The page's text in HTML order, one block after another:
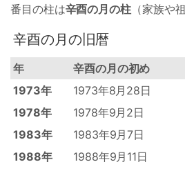
番目の柱は辛酉の月の柱（家族や
辛酉の月の旧暦
年 辛酉の月の初め
1973年
1973年8月28日
1978年
1978年9月2日
1983年
1983年9月7日
1988年
1988年9月11日